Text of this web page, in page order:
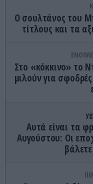
Ο σουλτάνος του
τίτλους και τα
Στο «κόκκινο» το
μιλούν για
Αυτά είναι τα
Αυγούστου: Οι